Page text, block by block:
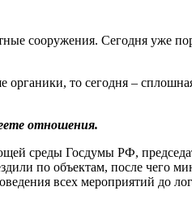
сооружения. Сегодня уже
то сегодня –
отношения.
среды Госдумы РФ,
по объектам, после чего
всех мероприятий до